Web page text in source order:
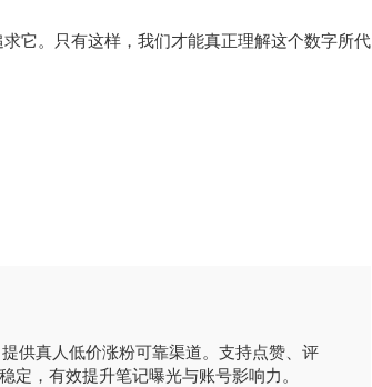
它。只有这样，我们才能真正理解这个数字所代
供真人低价涨粉可靠渠道。支持点赞、评
，有效提升笔记曝光与账号影响力。